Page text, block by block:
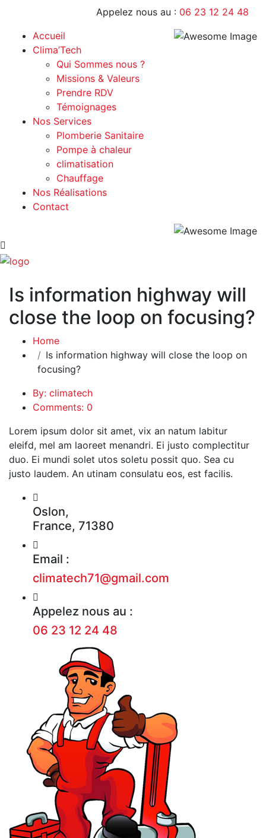
Appelez nous au : 06 23 12 24 48
Accueil
Clima’Tech
Qui Sommes nous ?
Missions & Valeurs
Prendre RDV
Témoignages
Nos Services
Plomberie Sanitaire
Pompe à chaleur
climatisation
Chauffage
Nos Réalisations
Contact
Is information highway will
close the loop on focusing?
Home
Is information highway will close the loop on
focusing?
By: climatech
Comments: 0
Lorem ipsum dolor sit amet, vix an natum labitur
eleifd, mel am laoreet menandri. Ei justo complectitur
duo. Ei mundi solet utos soletu possit quo. Sea cu
justo laudem. An utinam consulatu eos, est facilis.
Oslon,
France, 71380
Email :
climatech71@gmail.com
Appelez nous au :
06 23 12 24 48